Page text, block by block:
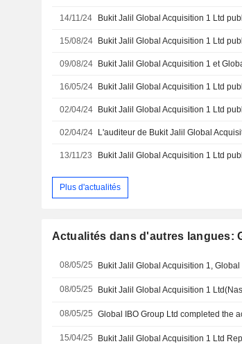
14/11/24
15/08/24
09/08/24
16/05/24
02/04/24
02/04/24
13/11/23
Plus d'actualités
Actualités dans d'autres langues:
08/05/25 Bukit Jalil Global Acquisition 1,
08/05/25
08/05/25
15/04/25